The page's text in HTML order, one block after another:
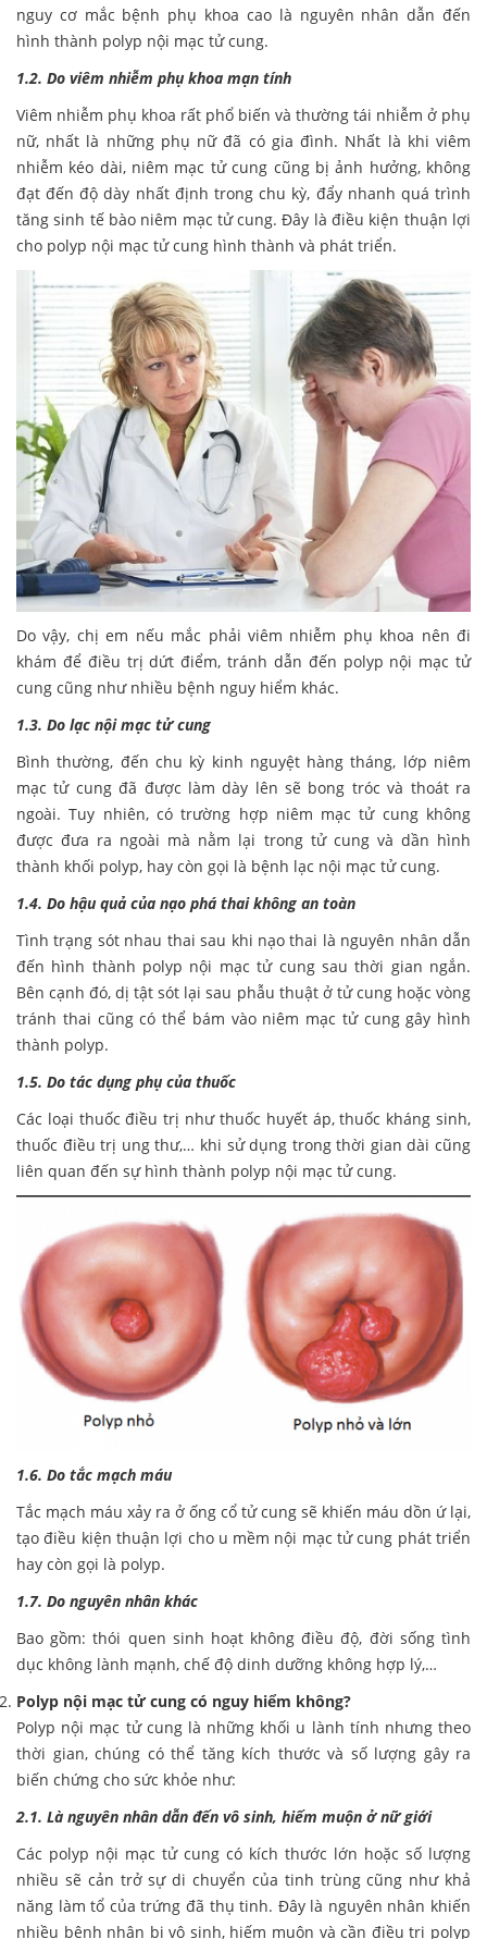
nguy cơ mắc bệnh phụ khoa cao là nguyên nhân dẫn đến
hình thành polyp nội mạc tử cung.
1.2. Do viêm nhiễm phụ khoa mạn tính
Viêm nhiễm phụ khoa rất phổ biến và thường tái nhiễm ở phụ
nữ, nhất là những phụ nữ đã có gia đình. Nhất là khi viêm
nhiễm kéo dài, niêm mạc tử cung cũng bị ảnh hưởng, không
đạt đến độ dày nhất định trong chu kỳ, đẩy nhanh quá trình
tăng sinh tế bào niêm mạc tử cung. Đây là điều kiện thuận lợi
cho polyp nội mạc tử cung hình thành và phát triển.
Do vậy, chị em nếu mắc phải viêm nhiễm phụ khoa nên đi
khám để điều trị dứt điểm, tránh dẫn đến polyp nội mạc tử
cung cũng như nhiều bệnh nguy hiểm khác.
1.3. Do lạc nội mạc tử cung
Bình thường, đến chu kỳ kinh nguyệt hàng tháng, lớp niêm
mạc tử cung đã được làm dày lên sẽ bong tróc và thoát ra
ngoài. Tuy nhiên, có trường hợp niêm mạc tử cung không
được đưa ra ngoài mà nằm lại trong tử cung và dần hình
thành khối polyp, hay còn gọi là bệnh lạc nội mạc tử cung.
1.4. Do hậu quả của nạo phá thai không an toàn
Tình trạng sót nhau thai sau khi nạo thai là nguyên nhân dẫn
đến hình thành polyp nội mạc tử cung sau thời gian ngắn.
Bên cạnh đó, dị tật sót lại sau phẫu thuật ở tử cung hoặc vòng
tránh thai cũng có thể bám vào niêm mạc tử cung gây hình
thành polyp.
1.5. Do tác dụng phụ của thuốc
Các loại thuốc điều trị như thuốc huyết áp, thuốc kháng sinh,
thuốc điều trị ung thư,… khi sử dụng trong thời gian dài cũng
liên quan đến sự hình thành polyp nội mạc tử cung.
1.6. Do tắc mạch máu
Tắc mạch máu xảy ra ở ống cổ tử cung sẽ khiến máu dồn ứ lại,
tạo điều kiện thuận lợi cho u mềm nội mạc tử cung phát triển
hay còn gọi là polyp.
1.7. Do nguyên nhân khác
Bao gồm: thói quen sinh hoạt không điều độ, đời sống tình
dục không lành mạnh, chế độ dinh dưỡng không hợp lý,…
Polyp nội mạc tử cung có nguy hiểm không?
Polyp nội mạc tử cung là những khối u lành tính nhưng theo
thời gian, chúng có thể tăng kích thước và số lượng gây ra
biến chứng cho sức khỏe như:
2.1. Là nguyên nhân dẫn đến vô sinh, hiếm muộn ở nữ giới
Các polyp nội mạc tử cung có kích thước lớn hoặc số lượng
nhiều sẽ cản trở sự di chuyển của tinh trùng cũng như khả
năng làm tổ của trứng đã thụ tinh. Đây là nguyên nhân khiến
nhiều bệnh nhân bị vô sinh, hiếm muộn và cần điều trị polyp